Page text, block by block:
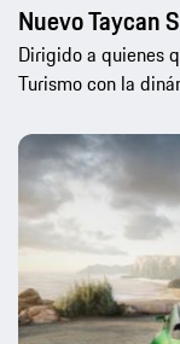
Nuevo Taycan
Dirigido a quienes
Turismo con la